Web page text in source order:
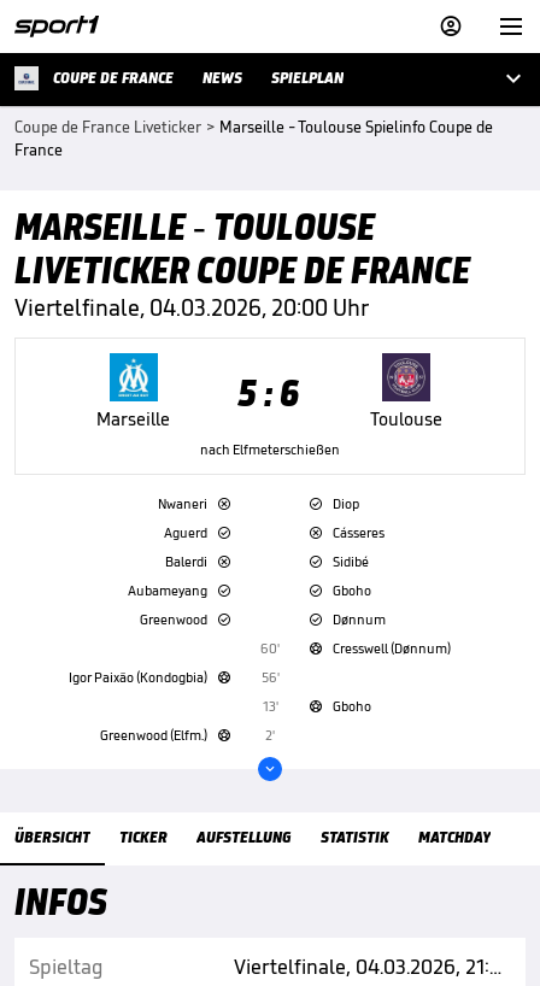


COUPE DE FRANCE NEWS SPIELPLAN 
Coupe de France Liveticker > Marseille - Toulouse Spielinfo Coupe de
France
MARSEILLE - TOULOUSE
LIVETICKER COUPE DE FRANCE
Viertelfinale, 04.03.2026, 20:00 Uhr
Marseille
5 : 6
Toulouse
nach Elfmeterschießen
Nwaneri  
Diop
Aguerd
 
Cásseres
Balerdi
 
Sidibé
Aubameyang
 
Gboho
Greenwood
 
Dønnum
60'

Cresswell (Dønnum)
Igor Paixão (Kondogbia)

56'
13'

Gboho
Greenwood (Elfm.)
 2'

ÜBERSICHT TICKER AUFSTELLUNG STATISTIK MATCHDAY
Übersicht
INFOS
Spieltag Viertelfinale, 04.03.2026, 21:00 Uhr